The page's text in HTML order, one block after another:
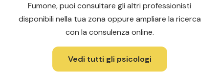
Fumone, puoi consultare gli altri professionisti
disponibili nella tua zona oppure ampliare la ricerca
con la consulenza online.
Vedi tutti gli psicologi